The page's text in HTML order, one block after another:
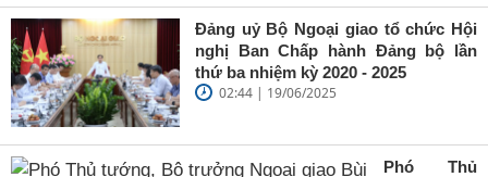
Đảng uỷ Bộ Ngoại giao tổ chức Hội
nghị Ban Chấp hành Đảng bộ lần
thứ ba nhiệm kỳ 2020 - 2025
02:44 | 19/06/2025
Phó Thủ